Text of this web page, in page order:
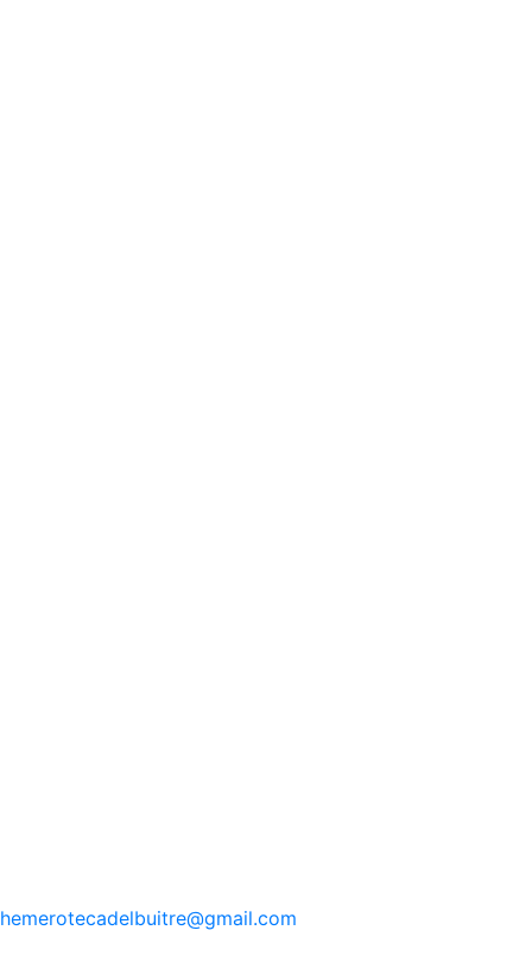
hemerotecadelbuitre@gmail.com